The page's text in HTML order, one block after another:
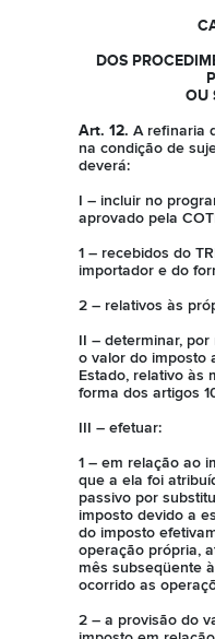
DOS
OU
Art. 12. A refinaria
na condição de
deverá:
I – incluir no
aprovado pela
1 – recebidos do
importador e do
2 – relativos às
II – determinar,
o valor do imposto
Estado, relativo às
forma dos artigos
III – efetuar:
1 – em relação ao
que a ela foi
passivo por
imposto devido a
do imposto
operação própria,
mês subseqüente
ocorrido as
2 – a provisão do